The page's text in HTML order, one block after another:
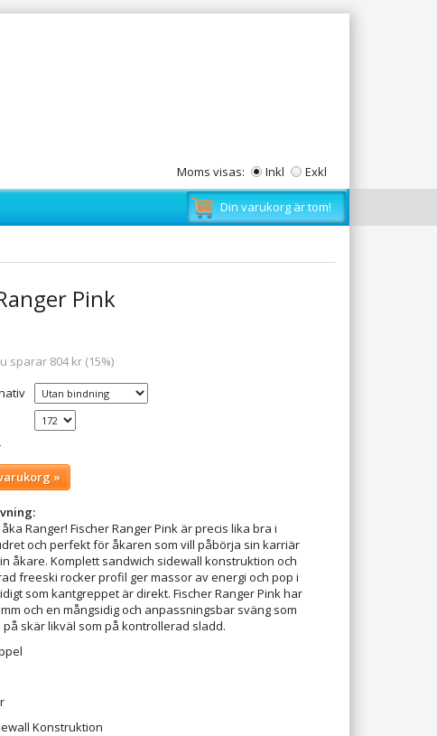
Moms visas: Inkl Exkl
Din varukorg är tom!
Pink
sparar 804 kr (15%)
»
Ranger! Fischer Ranger Pink är precis lika bra i
och perfekt för åkaren som vill påbörja sin karriär
åkare. Komplett sandwich sidewall konstruktion och
freeski rocker profil ger massor av energi och pop i
som kantgreppet är direkt. Fischer Ranger Pink har
och en mångsidig och anpassningsbar sväng som
skär likväl som på kontrollerad sladd.
Konstruktion